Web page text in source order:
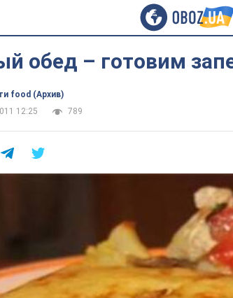
обед – готовим
food (Архив)
12:25
789